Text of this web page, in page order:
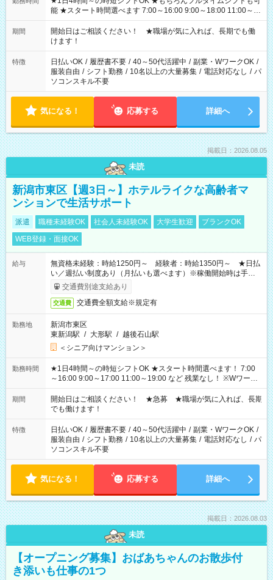
能 ★スタート時間選べます 7:00～16:00 9:00～18:00 11:00～
20:00 など 残業なし！ ※Wワークの場合、他のお仕事と合わせ
週40時間超の就業はご案内できません ※法令に基づき、週20時
間以上勤務は社会保険への加入対象となります ※労働者派遣法
（日雇い派遣の原則禁止）により、短時間・短期間の就業はご
案内が難しい場合があります
期間
開始日はご相談ください！ ★職場が気に入れば、長期でも働
けます！
特徴 日払いOK / 履歴書不要 / 40～50代活躍中 / 副業・WワークOK /
服装自由 / シフト勤務 / 10名以上の大量募集 / 電話対応なし / パ
ソコンスキル不要
気になる！ 応募する 詳細へ
掲載日：2026.08.05
未読
新潟市東区【週3日～】ホテルライクな高齢者マ
ンションで生活サポート
派遣 職種未経験OK 社会人未経験OK 大学生歓迎
ブランクOK
WEB登録・面接OK
給与
無資格未経験：時給1250円～ 経験者：時給1350円～ ★日払
い／週払い制度あり（月払いも選べます）※稼働開始時は手続き
完了次第のお支払いとなります。
交通費別途支給あり
交通費 交通費全額支給※規定有
勤務地
新潟市東区
東新潟駅 / 大形駅 / 越後石山駅
＜シニア向けマンション＞
勤務時間
★1日4時間～の時短シフトOK ★スタート時間選べます！ 7:00
～16:00 9:00～17:00 11:00～19:00 など 残業なし！ ※Wワーク
の場合、他のお仕事と合わせ週40時間超の就業はご案内できま
せん ※法令に基づき、週20時間以上勤務は社会保険への加入対
象となります ※労働者派遣法（日雇い派遣の原則禁止）によ
り、短時間・短期間の就業はご案内が難しい場合があります
期間
開始日はご相談ください！ ★急募 ★職場が気に入れば、長期
でも働けます！
特徴 日払いOK / 履歴書不要 / 40～50代活躍中 / 副業・WワークOK /
服装自由 / シフト勤務 / 10名以上の大量募集 / 電話対応なし / パ
ソコンスキル不要
気になる！ 応募する 詳細へ
掲載日：2026.08.03
未読
【オープニング募集】おばあちゃんのお散歩付
き添いも仕事の1つ